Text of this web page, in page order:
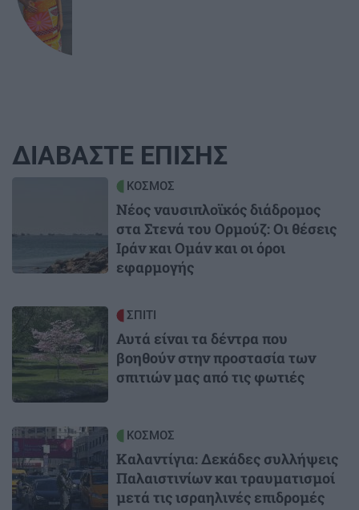
ΔΙΑΒΑΣΤΕ ΕΠΙΣΗΣ
ΚΟΣΜΟΣ
Νέος ναυσιπλοϊκός διάδρομος
στα Στενά του Ορμούζ: Οι θέσεις
Ιράν και Ομάν και οι όροι
εφαρμογής
Image ΣΠΙΤΙ
Αυτά είναι τα δέντρα που
βοηθούν στην προστασία των
σπιτιών μας από τις φωτιές
Image ΚΟΣΜΟΣ
Καλαντίγια: Δεκάδες συλλήψεις
Παλαιστινίων και τραυματισμοί
μετά τις ισραηλινές επιδρομές